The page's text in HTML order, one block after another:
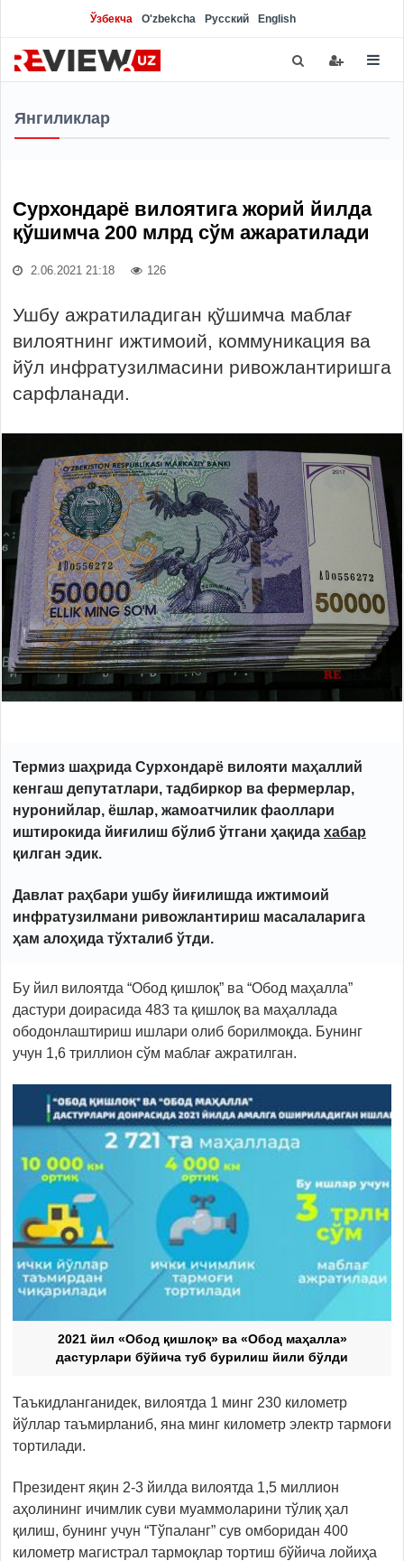
Ўзбекча O'zbekcha Русский English
Янгиликлар
Сурхондарё вилоятига жорий йилда
қўшимча 200 млрд сўм ажаратилади
2.06.2021 21:18 126
Ушбу ажратиладиган қўшимча маблағ
вилоятнинг ижтимоий, коммуникация ва
йўл инфратузилмасини ривожлантиришга
сарфланади.
Термиз шаҳрида Сурхондарё вилояти маҳаллий
кенгаш депутатлари, тадбиркор ва фермерлар,
нуронийлар, ёшлар, жамоатчилик фаоллари
иштирокида йиғилиш бўлиб ўтгани ҳақида хабар
қилган эдик.
Давлат раҳбари ушбу йиғилишда ижтимоий
инфратузилмани ривожлантириш масалаларига
ҳам алоҳида тўхталиб ўтди.
Бу йил вилоятда “Обод қишлоқ” ва “Обод маҳалла”
дастури доирасида 483 та қишлоқ ва маҳаллада
ободонлаштириш ишлари олиб борилмоқда. Бунинг
учун 1,6 триллион сўм маблағ ажратилган.
2021 йил «Обод қишлоқ» ва «Обод маҳалла»
дастурлари бўйича туб бурилиш йили бўлди
Таъкидланганидек, вилоятда 1 минг 230 километр
йўллар таъмирланиб, яна минг километр электр тармоғи
тортилади.
Президент яқин 2-3 йилда вилоятда 1,5 миллион
аҳолининг ичимлик суви муаммоларини тўлиқ ҳал
қилиш, бунинг учун “Тўпаланг” сув омборидан 400
километр магистрал тармоқлар тортиш бўйича лойиҳа